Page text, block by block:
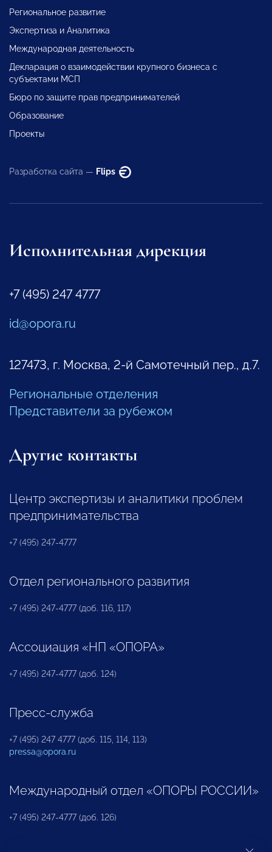
Региональное развитие
Экспертиза и Аналитика
Международная деятельность
Декларация о взаимодействии крупного бизнеса с
субъектами МСП
Бюро по защите прав предпринимателей
Образование
Проекты
Разработка сайта — Flips
Исполнительная дирекция
+7 (495) 247 4777
id@opora.ru
127473, г. Москва, 2-й Самотечный пер., д.7.
Региональные отделения
Представители за рубежом
Другие контакты
Центр экспертизы и аналитики проблем
предпринимательства
+7 (495) 247-4777
Отдел регионального развития
+7 (495) 247-4777 (доб. 116, 117)
Ассоциация «НП «ОПОРА»
+7 (495) 247-4777 (доб. 124)
Пресс-служба
+7 (495) 247 4777 (доб. 115, 114, 113)
pressa@opora.ru
Международный отдел «ОПОРЫ РОССИИ»
+7 (495) 247-4777 (доб. 126)